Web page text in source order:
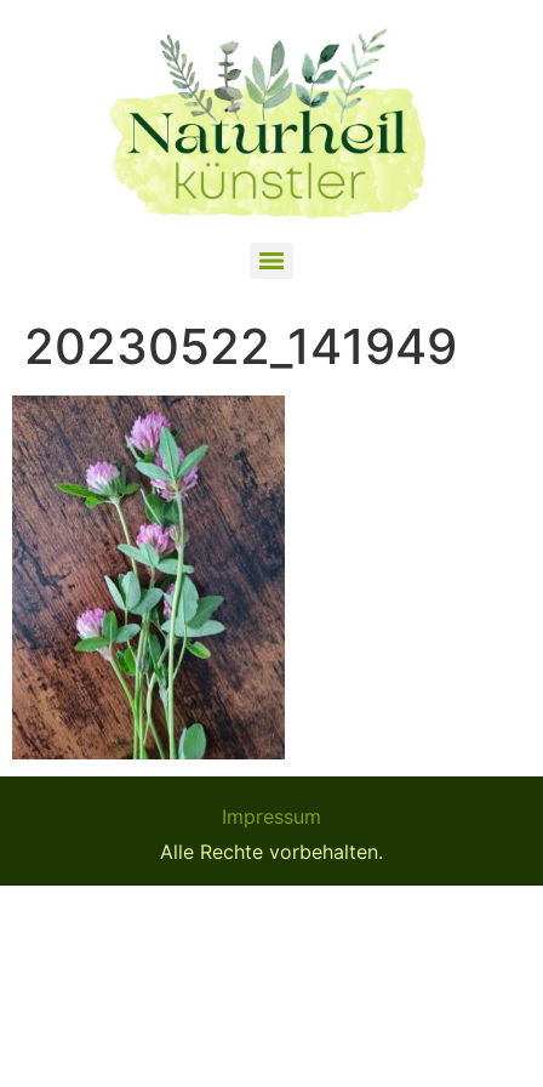
20230522_141949
Impressum
Alle Rechte vorbehalten.